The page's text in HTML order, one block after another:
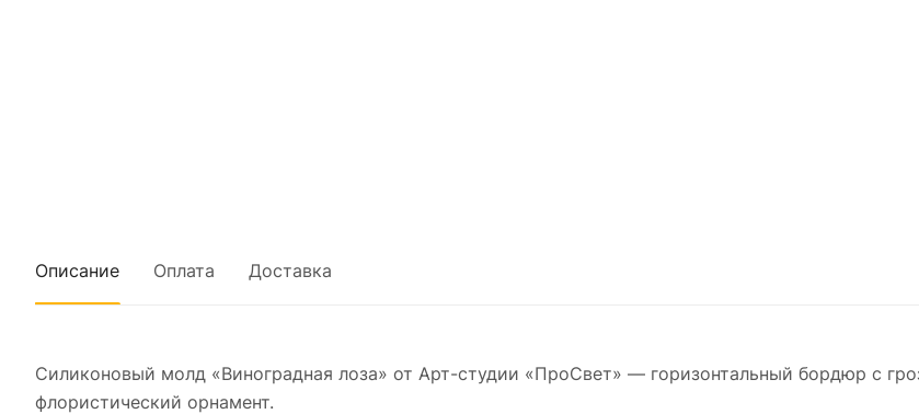
Описание Оплата Доставка
Силиконовый молд «Виноградная лоза» от Арт-студии «ПроСвет» — горизонтальный бордюр с
флористический орнамент.